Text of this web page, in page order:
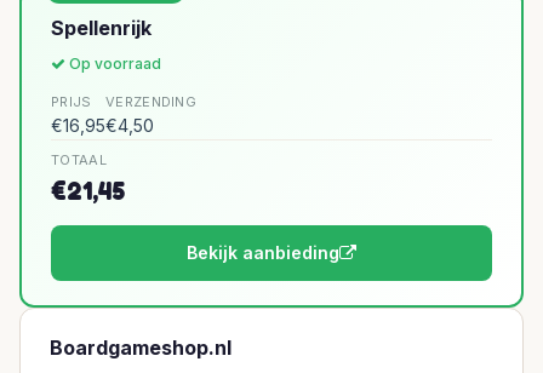
Spellenrijk
Op voorraad
PRIJS
€16,95
VERZENDING
€4,50
TOTAAL
€21,45
Bekijk aanbieding
Boardgameshop.nl